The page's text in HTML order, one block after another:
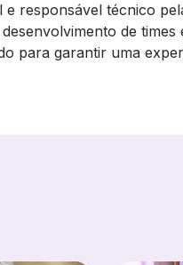
responsável técnico
de times
para garantir uma